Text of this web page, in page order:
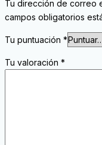
Tu dirección de correo
campos obligatorios
Tu puntuación *
Tu valoración *